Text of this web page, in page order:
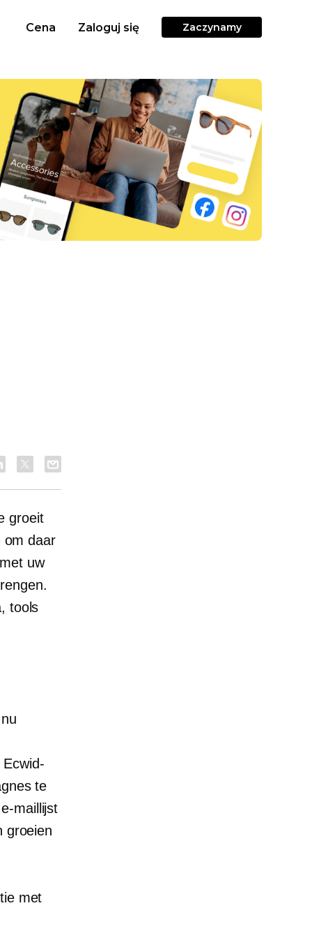
Cena Zaloguj się Zaczynamy
groeit
om daar
uw
tools
te
maillijst
groeien
met